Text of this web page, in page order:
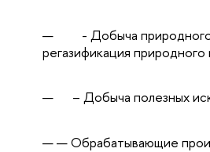
- Добыча природного
регазификация природного
– Добыча полезных
Обрабатывающие